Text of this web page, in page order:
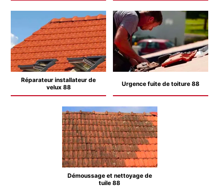
Réparateur installateur de
velux 88
Urgence fuite de toiture 88
Démoussage et nettoyage de
tuile 88